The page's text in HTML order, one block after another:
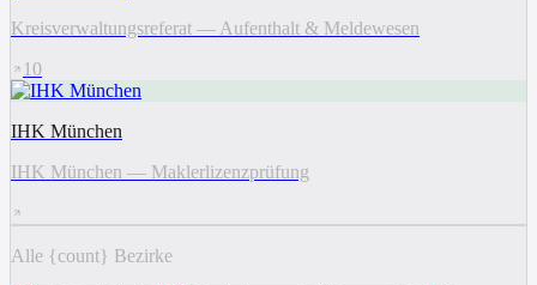
Kreisverwaltungsreferat — Aufenthalt & Meldewesen
10
IHK München
IHK München — Maklerlizenzprüfung
Alle {count} Bezirke